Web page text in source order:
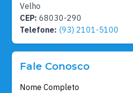
Velho
CEP: 68030-290
Telefone: (93) 2101-5100
Fale Conosco
Nome Completo